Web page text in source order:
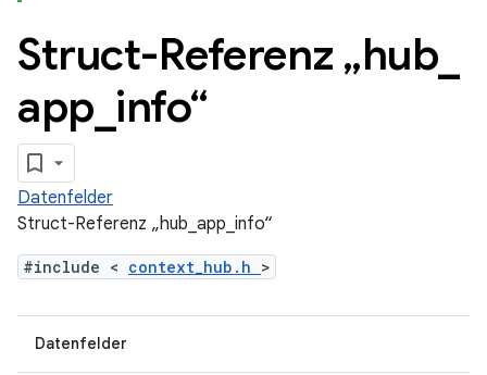
Struct-Referenz „hub
app info“
Datenfelder
Struct-Referenz „hub_app_info“
#include < context_hub.h >
Datenfelder